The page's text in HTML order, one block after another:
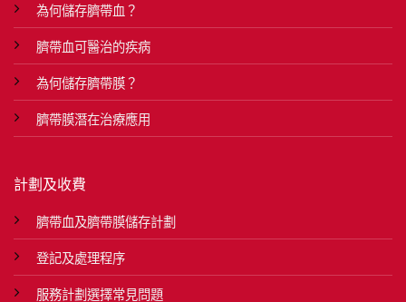
為何儲存臍帶血？
臍帶血可醫治的疾病
為何儲存臍帶膜？
臍帶膜潛在治療應用
計劃及收費
臍帶血及臍帶膜儲存計劃
登記及處理程序
服務計劃選擇常見問題